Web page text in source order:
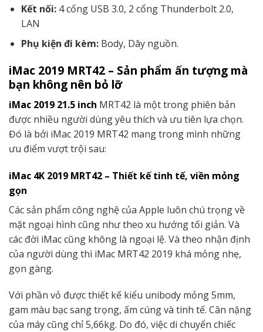
Kết nối:4 cổng USB 3.0, 2 cổng Thunderbolt 2.0,
LAN
Phụ kiện đi kèm: Body, Dây nguồn.
iMac 2019 MRT42 – Sản phẩm ấn tượng mà
bạn không nên bỏ lỡ
iMac 2019 21.5 inch MRT42 là một trong phiên bản
được nhiều người dùng yêu thích và ưu tiên lựa chọn.
Đó là bởi iMac 2019 MRT42 mang trong mình những
ưu điểm vượt trội sau:
iMac 4K 2019 MRT42 – Thiết kế tinh tế, viền mỏng
gọn
Các sản phẩm công nghệ của Apple luôn chú trọng về
mặt ngoại hình cũng như theo xu hướng tối giản. Và
các đời iMac cũng không là ngoại lệ. Và theo nhận định
của người dùng thì iMac MRT42 2019 khá mỏng nhẹ,
gọn gàng.
Với phần vỏ được thiết kế kiểu unibody mỏng 5mm,
gam màu bạc sang trọng, ấm cúng và tinh tế. Cân nặng
của máy cũng chỉ 5,66kg. Do đó, việc di chuyển chiếc